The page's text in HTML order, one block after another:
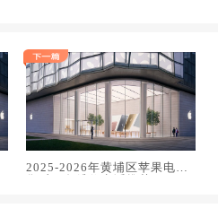
2025-2026年黄埔区苹果电脑